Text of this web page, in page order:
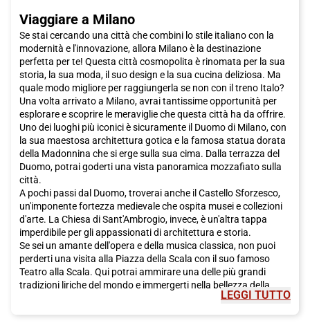
Viaggiare a Milano
Se stai cercando una città che combini lo stile italiano con la
modernità e l'innovazione, allora Milano è la destinazione
perfetta per te! Questa città cosmopolita è rinomata per la sua
storia, la sua moda, il suo design e la sua cucina deliziosa. Ma
quale modo migliore per raggiungerla se non con il treno Italo?
Una volta arrivato a Milano, avrai tantissime opportunità per
esplorare e scoprire le meraviglie che questa città ha da offrire.
Uno dei luoghi più iconici è sicuramente il Duomo di Milano, con
la sua maestosa architettura gotica e la famosa statua dorata
della Madonnina che si erge sulla sua cima. Dalla terrazza del
Duomo, potrai goderti una vista panoramica mozzafiato sulla
città.
A pochi passi dal Duomo, troverai anche il Castello Sforzesco,
un'imponente fortezza medievale che ospita musei e collezioni
d'arte. La Chiesa di Sant'Ambrogio, invece, è un'altra tappa
imperdibile per gli appassionati di architettura e storia.
Se sei un amante dell'opera e della musica classica, non puoi
perderti una visita alla Piazza della Scala con il suo famoso
Teatro alla Scala. Qui potrai ammirare una delle più grandi
tradizioni liriche del mondo e immergerti nella bellezza della
LEGGI TUTTO